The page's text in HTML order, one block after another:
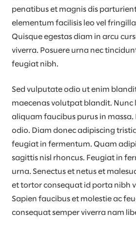
penatibus et magnis dis
elementum facilisis leo vel
Quisque egestas diam in arcu
viverra. Posuere urna nec
feugiat nibh.
Sed vulputate odio ut enim
maecenas volutpat blandit. Nunc
aliquam faucibus purus in massa.
odio. Diam donec adipiscing
feugiat in fermentum. Quam
sagittis nisl rhoncus. Feugiat in
urna. Senectus et netus et
et tortor consequat id porta nibh
Sapien faucibus et molestie ac
consequat semper viverra nam